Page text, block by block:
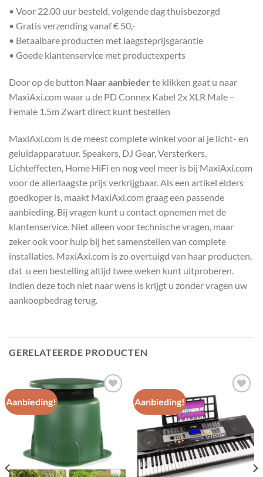
• Voor 22.00 uur besteld, volgende dag thuisbezorgd
• Gratis verzending vanaf € 50,-
• Betaalbare producten met laagsteprijsgarantie
• Goede klantenservice met productexperts
Door op de button Naar aanbieder te klikken gaat u naar
MaxiAxi.com waar u de PD Connex Kabel 2x XLR Male –
Female 1.5m Zwart direct kunt bestellen
MaxiAxi.com is de meest complete winkel voor al je licht- en
geluidapparatuur. Speakers, DJ Gear, Versterkers,
Lichteffecten, Home HiFi en nog veel meer is bij MaxiAxi.com
voor de allerlaagste prijs verkrijgbaar. Als een artikel elders
goedkoper is, maakt MaxiAxi.com graag een passende
aanbieding. Bij vragen kunt u contact opnemen met de
klantenservice. Niet alleen voor technische vragen, maar
zeker ook voor hulp bij het samenstellen van complete
installaties. MaxiAxi.com is zo overtuigd van haar producten,
dat u een bestelling altijd twee weken kunt uitproberen.
Indien deze toch niet naar wens is krijgt u zonder vragen uw
aankoopbedrag terug.
GERELATEERDE PRODUCTEN
Aanbieding!
Toevoegen
aan
wenslijst
Aanbieding!
Toevoegen
aan
wenslijst